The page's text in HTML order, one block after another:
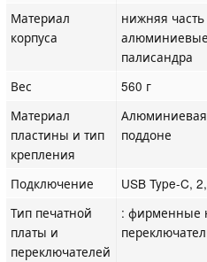
Материал
корпуса
нижняя часть
палисандра
Вес
560 г
Материал
пластины и тип
крепления
Алюминиевая
поддоне
Подключение
USB Type-C,
Тип печатной
платы и
переключателей
: фирменные